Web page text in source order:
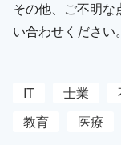
その他、ご不明
い合わせください。
IT 士業
教育
医療